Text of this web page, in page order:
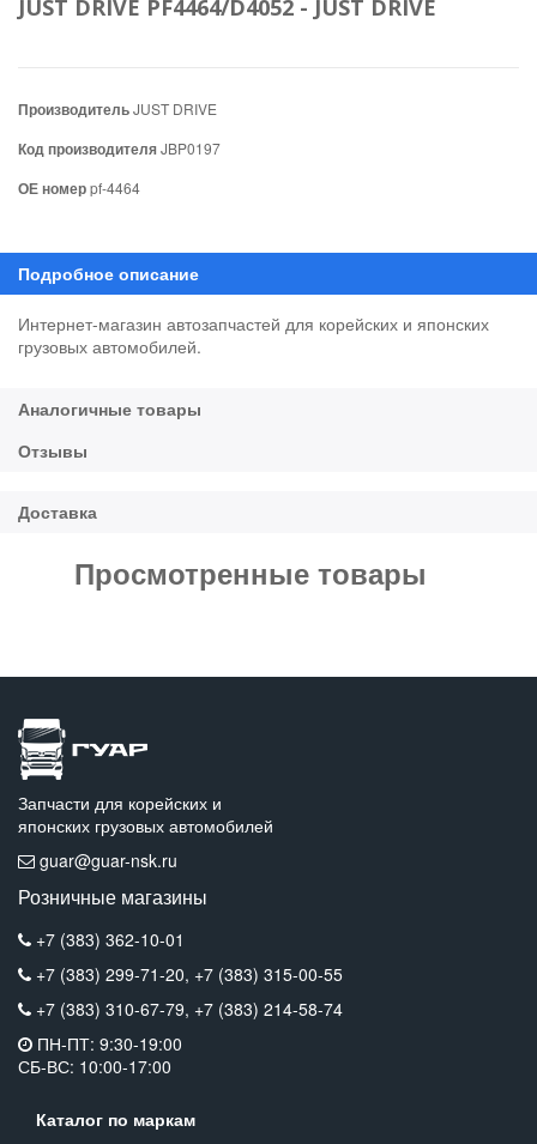
JUST DRIVE PF4464/D4052 - JUST DRIVE
ПроизводительJUST DRIVE
Код производителяJBP0197
ОЕ номерpf-4464
Интернет-магазин автозапчастей для корейских и японских
грузовых автомобилей.
Просмотренные товары
Запчасти для корейских и
японских грузовых автомобилей
guar@guar-nsk.ru
Розничные магазины
+7 (383) 362-10-01
+7 (383) 299-71-20, +7 (383) 315-00-55
+7 (383) 310-67-79, +7 (383) 214-58-74
ПН-ПТ: 9:30-19:00
СБ-ВС: 10:00-17:00
Каталог по маркам